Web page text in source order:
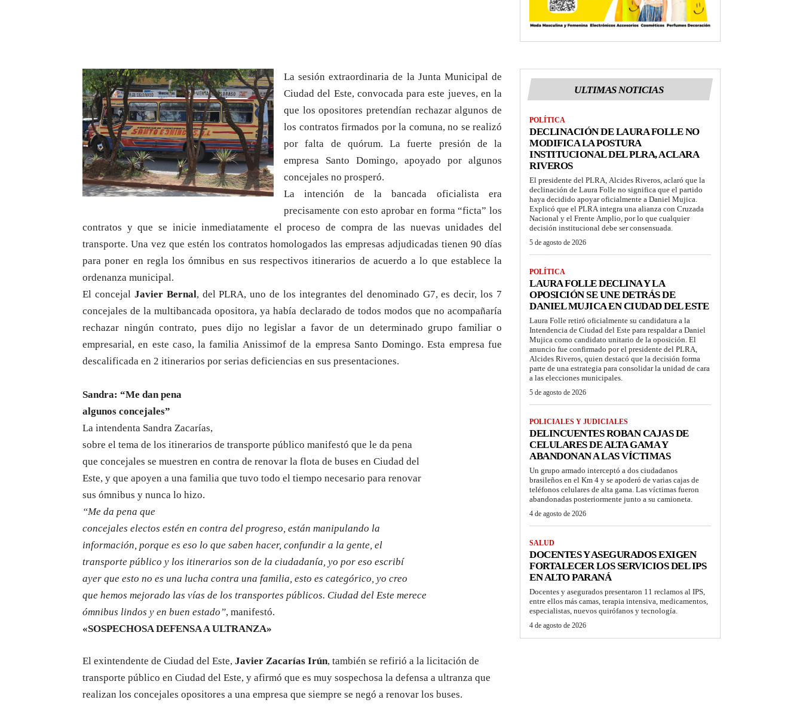
La sesión extraordinaria de la Junta Municipal de
Ciudad del Este, convocada para este jueves, en la
que los opositores pretendían rechazar algunos de
los contratos firmados por la comuna, no se realizó
por falta de quórum. La fuerte presión de la
empresa Santo Domingo, apoyado por algunos
concejales no prosperó.
La intención de la bancada oficialista era
precisamente con esto aprobar en forma “ficta” los
contratos y que se inicie inmediatamente el proceso de compra de las nuevas unidades del
transporte. Una vez que estén los contratos homologados las empresas adjudicadas tienen 90 días
para poner en regla los ómnibus en sus respectivos itinerarios de acuerdo a lo que establece la
ordenanza municipal.
El concejal Javier Bernal, del PLRA, uno de los integrantes del denominado G7, es decir, los 7
concejales de la multibancada opositora, ya había declarado de todos modos que no acompañaría
rechazar ningún contrato, pues dijo no legislar a favor de un determinado grupo familiar o
empresarial, en este caso, la familia Anissimof de la empresa Santo Domingo. Esta empresa fue
descalificada en 2 itinerarios por serias deficiencias en sus presentaciones.
Sandra: “Me dan pena
algunos concejales”
La intendenta Sandra Zacarías,
sobre el tema de los itinerarios de transporte público manifestó que le da pena
que concejales se muestren en contra de renovar la flota de buses en Ciudad del
Este, y que apoyen a una familia que tuvo todo el tiempo necesario para renovar
sus ómnibus y nunca lo hizo.
“Me da pena que
concejales electos estén en contra del progreso, están manipulando la
información, porque es eso lo que saben hacer, confundir a la gente, el
transporte público y los itinerarios son de la ciudadanía, yo por eso escribí
ayer que esto no es una lucha contra una familia, esto es categórico, yo creo
que hemos mejorado las vías de los transportes públicos. Ciudad del Este merece
ómnibus lindos y en buen estado”, manifestó.
«SOSPECHOSA DEFENSA A ULTRANZA»
El exintendente de Ciudad del Este, Javier Zacarías Irún, también se refirió a la licitación de
transporte público en Ciudad del Este, y afirmó que es muy sospechosa la defensa a ultranza que
realizan los concejales opositores a una empresa que siempre se negó a renovar los buses.
ULTIMAS NOTICIAS
POLÍTICA
DECLINACIÓN DE LAURA FOLLE NO
MODIFICA LA POSTURA
INSTITUCIONAL DEL PLRA, ACLARA
RIVEROS
El presidente del PLRA, Alcides Riveros, aclaró que la
declinación de Laura Folle no significa que el partido
haya decidido apoyar oficialmente a Daniel Mujica.
Explicó que el PLRA integra una alianza con Cruzada
Nacional y el Frente Amplio, por lo que cualquier
decisión institucional debe ser consensuada.
5 de agosto de 2026
POLÍTICA
LAURA FOLLE DECLINA Y LA
OPOSICIÓN SE UNE DETRÁS DE
DANIEL MUJICA EN CIUDAD DEL ESTE
Laura Folle retiró oficialmente su candidatura a la
Intendencia de Ciudad del Este para respaldar a Daniel
Mujica como candidato unitario de la oposición. El
anuncio fue confirmado por el presidente del PLRA,
Alcides Riveros, quien destacó que la decisión forma
parte de una estrategia para consolidar la unidad de cara
a las elecciones municipales.
5 de agosto de 2026
POLICIALES Y JUDICIALES
DELINCUENTES ROBAN CAJAS DE
CELULARES DE ALTA GAMA Y
ABANDONAN A LAS VÍCTIMAS
Un grupo armado interceptó a dos ciudadanos
brasileños en el Km 4 y se apoderó de varias cajas de
teléfonos celulares de alta gama. Las víctimas fueron
abandonadas posteriormente junto a su camioneta.
4 de agosto de 2026
SALUD
DOCENTES Y ASEGURADOS EXIGEN
FORTALECER LOS SERVICIOS DEL IPS
EN ALTO PARANÁ
Docentes y asegurados presentaron 11 reclamos al IPS,
entre ellos más camas, terapia intensiva, medicamentos,
especialistas, nuevos quirófanos y tecnología.
4 de agosto de 2026